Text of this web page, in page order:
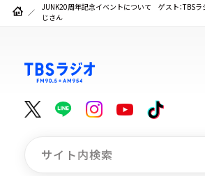
JUNK20周年記念イベントについて ゲスト：TBS
じさん